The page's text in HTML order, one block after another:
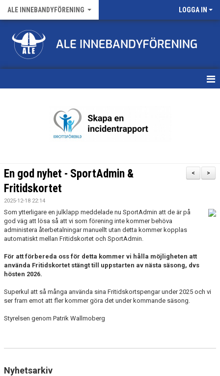
ALE INNEBANDYFÖRENING LOGGA IN
FÖRENINGENS MATCHER
NYHETSARKIV
MEDLEMSKAP
>
<
En god nyhet - SportAdmin &
Fritidskortet
2025-12-18 22:14
Som ytterligare en julklapp meddelade nu SportAdmin att de är på
god väg att lösa så att vi som förening inte kommer behöva
administera återbetalningar manuellt utan detta kommer kopplas
automatiskt mellan Fritidskortet och SportAdmin.
För att förbereda oss för detta kommer vi hålla möjligheten att
använda Fritidskortet stängt till uppstarten av nästa säsong, dvs
hösten 2026.
Superkul att så många använda sina Fritidskortspengar under 2025 och vi
ser fram emot att fler kommer göra det under kommande säsong.
Styrelsen genom Patrik Wallmoberg
Nyhetsarkiv